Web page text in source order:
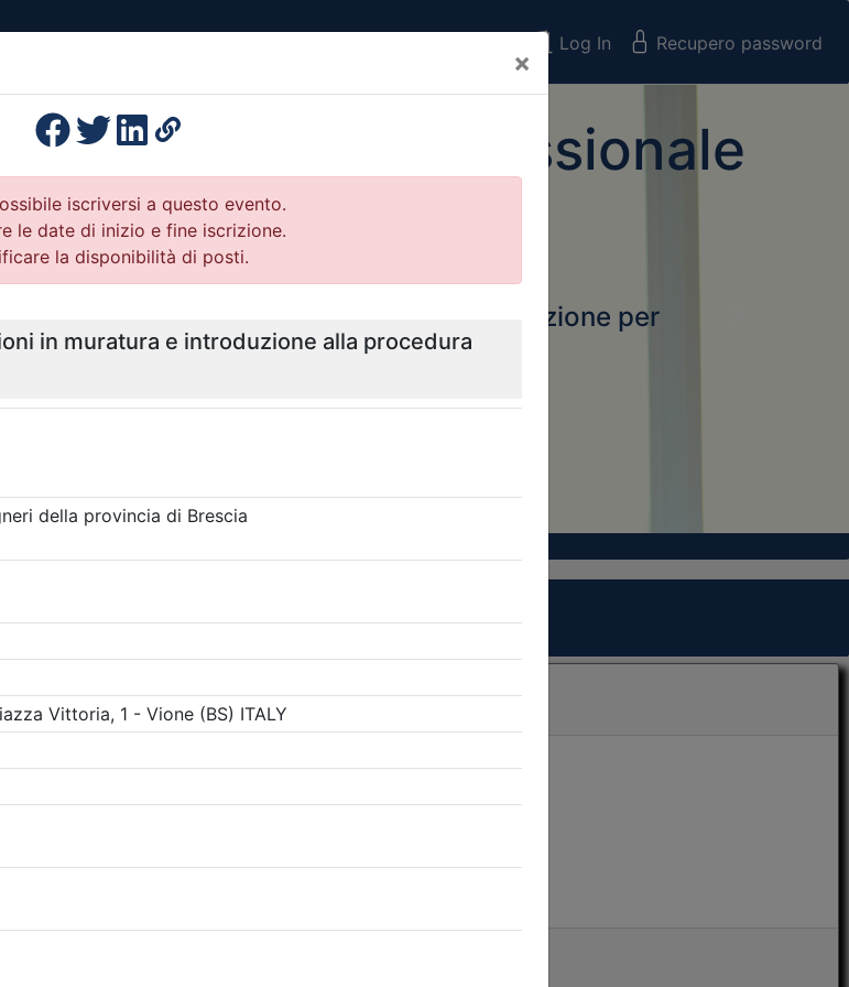
×
Log In Recupero password
Formazione Professionale
Continua
Il portale della formazione per
Ordini e Collegi
dal6/8/2026
1 2 Successiva